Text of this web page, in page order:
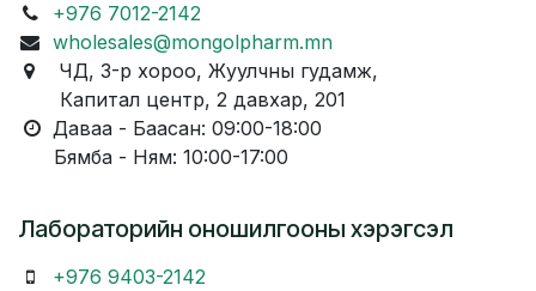
+976 7012-2142
wholesales@mongolpharm.mn
ЧД, 3-р хороо, Жуулчны гудамж,
Капитал центр, 2 давхар, 201
Даваа - Баасан: 09:00-18:00
Бямба - Ням: 10:00-17:00
Лабораторийн оношилгооны хэрэгсэл
+976 9403-2142